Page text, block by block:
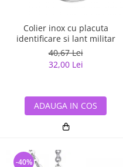
Colier inox cu placuta
identificare si lant militar
40,67 Lei
32,00 Lei
ADAUGA IN COS
-40%